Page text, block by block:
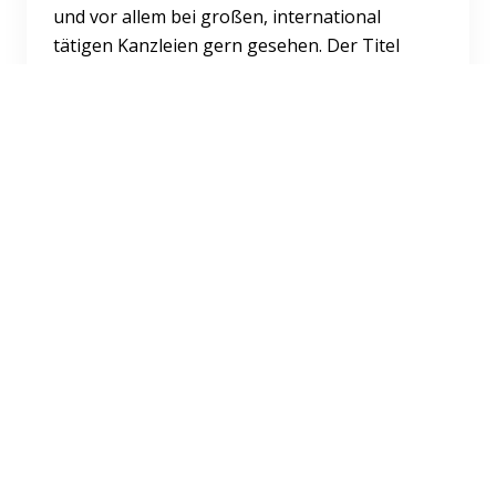
und vor allem bei großen, international
tätigen Kanzleien gern gesehen. Der Titel